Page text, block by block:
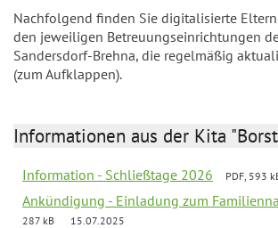
Nachfolgend finden Sie digitalisierte
den jeweiligen Betreuungseinrichtungen
Sandersdorf-Brehna, die regelmäßig
(zum Aufklappen).
Informationen aus der Kita
Information - Schließtage 2026 PDF, 593
Ankündigung - Einladung zum
287 kB
15.07.2025